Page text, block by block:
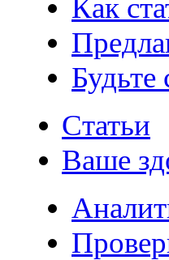
Как
Будьте
Статьи
Ваше